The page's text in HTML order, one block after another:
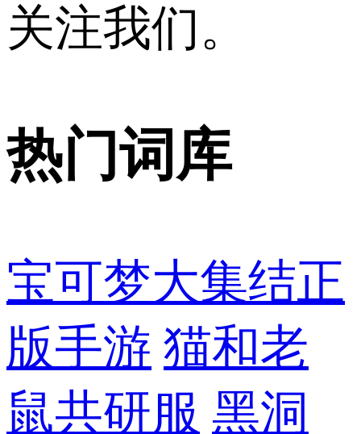
关注我们。
热门词库
宝可梦大集结正
版手游 猫和老
鼠共研服 黑洞